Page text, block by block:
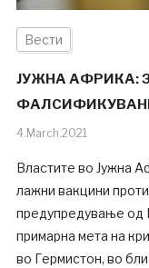
Вести
ЈУЖНА АФРИКА:
4.March.2021
Властите во Јужна
лажни вакцини
предупредување од
примарна мета на
во Гермистон, во